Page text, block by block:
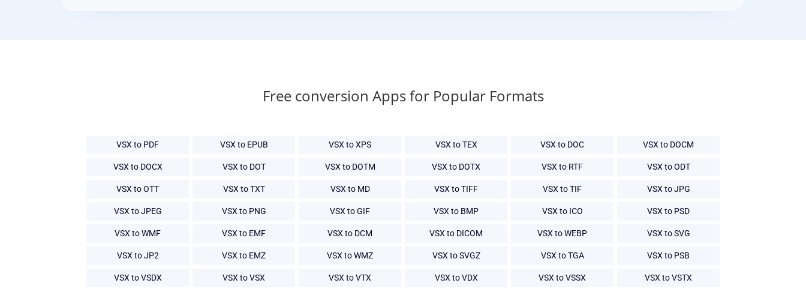
Free conversion Apps for Popular Formats
VSX to PDF VSX to EPUB VSX to XPS VSX to TEX VSX to DOC VSX to DOCM
VSX to DOCX VSX to DOT VSX to DOTM VSX to DOTX VSX to RTF VSX to ODT
VSX to OTT VSX to TXT VSX to MD VSX to TIFF VSX to TIF VSX to JPG
VSX to JPEG VSX to PNG VSX to GIF VSX to BMP VSX to ICO VSX to PSD
VSX to WMF VSX to EMF VSX to DCM VSX to DICOM VSX to WEBP VSX to SVG
VSX to JP2 VSX to EMZ VSX to WMZ VSX to SVGZ VSX to TGA VSX to PSB
VSX to VSDX VSX to VSX VSX to VTX VSX to VDX VSX to VSSX VSX to VSTX